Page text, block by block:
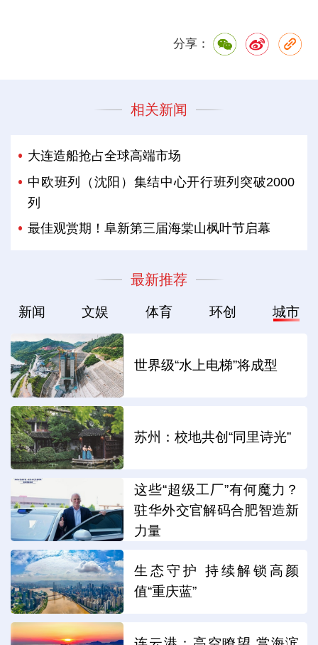
分享：
相关新闻
大连造船抢占全球高端市场
中欧班列（沈阳）集结中心开行班列突破2000
列
最佳观赏期！阜新第三届海棠山枫叶节启幕
最新推荐
新闻 文娱 体育 环创 城市
世界级“水上电梯”将成型
苏州：校地共创“同里诗光”
这些“超级工厂”有何魔力？
驻华外交官解码合肥智造新
力量
生态守护 持续解锁高颜
值“重庆蓝”